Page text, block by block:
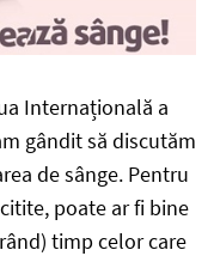
Internațională a
gândit să discutăm
de sânge. Pentru
poate ar fi bine
timp celor care